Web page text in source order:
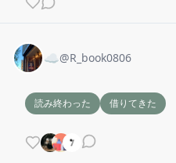
☁️@R_book0806
読み終わった 借りてきた